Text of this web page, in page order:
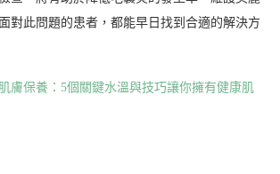
對此問題的患者，都能早日找到合適的解決方
膚保養：5個關鍵水溫與技巧讓你擁有健康肌